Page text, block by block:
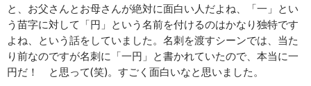
と、お父さんとお母さんが絶対に面白い人だよね、「一」とい
う苗字に対して「円」という名前を付けるのはかなり独特です
よね、という話をしていました。名刺を渡すシーンでは、当た
り前なのですが名刺に「一円」と書かれていたので、本当に一
円だ！ と思って(笑)。すごく面白いなと思いました。